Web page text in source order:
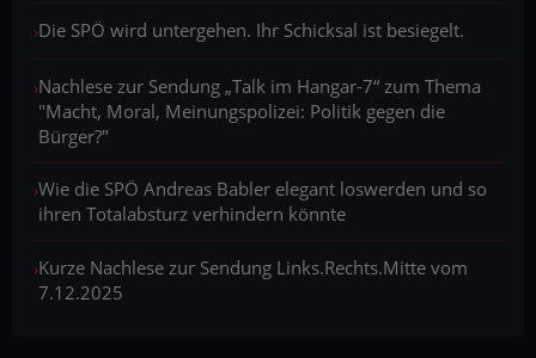
Die SPÖ wird untergehen. Ihr Schicksal ist besiegelt.
Nachlese zur Sendung „Talk im Hangar-7“ zum Thema
"Macht, Moral, Meinungspolizei: Politik gegen die
Bürger?"
Wie die SPÖ Andreas Babler elegant loswerden und so
ihren Totalabsturz verhindern könnte
Kurze Nachlese zur Sendung Links.Rechts.Mitte vom
7.12.2025